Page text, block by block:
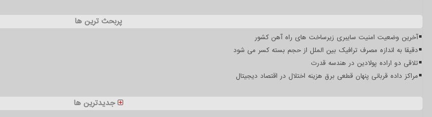
پربحث ترین ها
آخرین وضعیت امنیت سایبری زیرساخت های راه آهن کشور
دقیقا به اندازه مصرف ترافیک بین الملل از حجم بسته کسر می شود
تلاقی دو اراده پولادین در هندسه قدرت
مراکز داده قربانی پنهان قطعی برق هزینه اختلال در اقتصاد دیجیتال
جدیدترین ها